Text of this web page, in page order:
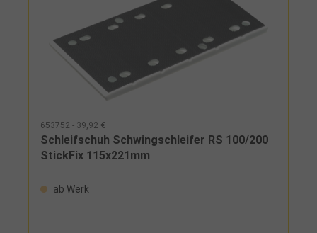
653752 - 39,92 €
Schleifschuh Schwingschleifer RS 100/200
StickFix 115x221mm
ab Werk